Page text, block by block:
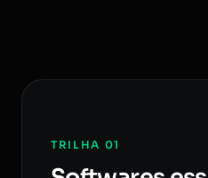
TRILHA 01